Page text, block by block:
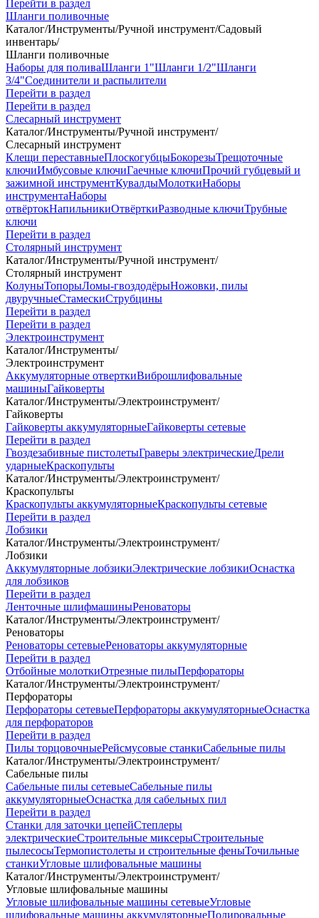
Перейти в раздел
Шланги поливочные
Каталог/Инструменты/Ручной инструмент/Садовый
инвентарь/
Шланги поливочные
Наборы для поливаШланги 1"Шланги 1/2"Шланги
3/4"Соединители и распылители
Перейти в раздел
Перейти в раздел
Слесарный инструмент
Каталог/Инструменты/Ручной инструмент/
Слесарный инструмент
Клещи переставныеПлоскогубцыБокорезыТрещоточные
ключиИмбусовые ключиГаечные ключиПрочий губцевый и
зажимной инструментКувалдыМолоткиНаборы
инструментаНаборы
отвёртокНапильникиОтвёрткиРазводные ключиТрубные
ключи
Перейти в раздел
Столярный инструмент
Каталог/Инструменты/Ручной инструмент/
Столярный инструмент
КолуныТопорыЛомы-гвоздодёрыНожовки, пилы
двуручныеСтамескиСтрубцины
Перейти в раздел
Перейти в раздел
Электроинструмент
Каталог/Инструменты/
Электроинструмент
Аккумуляторные отверткиВиброшлифовальные
машиныГайковерты
Каталог/Инструменты/Электроинструмент/
Гайковерты
Гайковерты аккумуляторныеГайковерты сетевые
Перейти в раздел
Гвоздезабивные пистолетыГраверы электрическиеДрели
ударныеКраскопульты
Каталог/Инструменты/Электроинструмент/
Краскопульты
Краскопульты аккумуляторныеКраскопульты сетевые
Перейти в раздел
Лобзики
Каталог/Инструменты/Электроинструмент/
Лобзики
Аккумуляторные лобзикиЭлектрические лобзикиОснастка
для лобзиков
Перейти в раздел
Ленточные шлифмашиныРеноваторы
Каталог/Инструменты/Электроинструмент/
Реноваторы
Реноваторы сетевыеРеноваторы аккумуляторные
Перейти в раздел
Отбойные молоткиОтрезные пилыПерфораторы
Каталог/Инструменты/Электроинструмент/
Перфораторы
Перфораторы сетевыеПерфораторы аккумуляторныеОснастка
для перфораторов
Перейти в раздел
Пилы торцовочныеРейсмусовые станкиСабельные пилы
Каталог/Инструменты/Электроинструмент/
Сабельные пилы
Сабельные пилы сетевыеСабельные пилы
аккумуляторныеОснастка для сабельных пил
Перейти в раздел
Станки для заточки цепейСтеплеры
электрическиеСтроительные миксерыСтроительные
пылесосыТермопистолеты и строительные феныТочильные
станкиУгловые шлифовальные машины
Каталог/Инструменты/Электроинструмент/
Угловые шлифовальные машины
Угловые шлифовальные машины сетевыеУгловые
шлифовальные машины аккумуляторныеПолировальные